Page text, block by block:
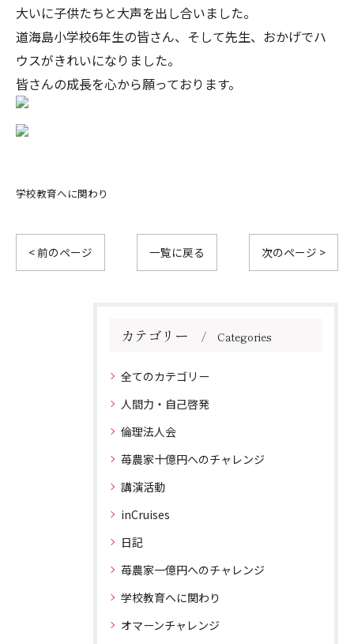
大いに子供たちと大声を出し合いました。
道海島小学校6年生の皆さん、そして先生、おかげでハ
ウスがきれいになりました。
皆さんの成長を心から願っております。
学校教育へに関わり
< 前のページ 一覧に戻る 次のページ >
カテゴリー Categories
全てのカテゴリー
人間力・自己啓発
倫理法人会
苺農家十億円へのチャレンジ
講演活動
inCruises
日記
苺農家一億円へのチャレンジ
学校教育へに関わり
オマーンチャレンジ